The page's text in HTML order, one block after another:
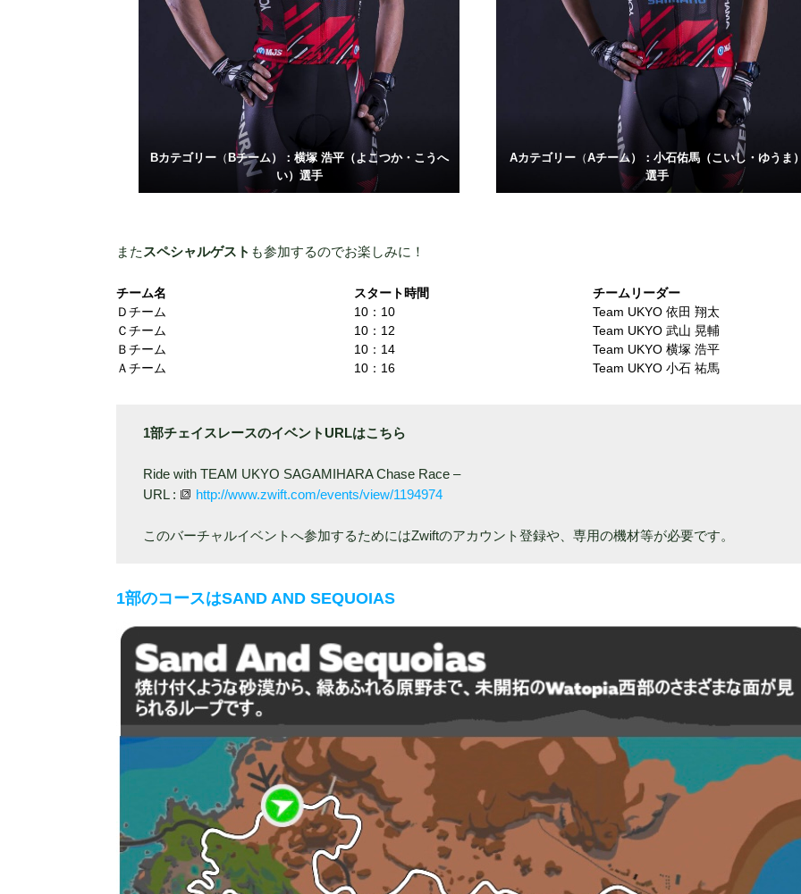
Bカテゴリー（ Bチーム）：横塚 浩平（よこつか・こうへ
い）選手
Aカテゴリー（Aチーム）：小石佑馬（こいし・ゆうま
選手
また スペシャルゲスト も参加するのでお楽しみに！
チーム名 スタート時間
チームリーダー
Ｄチーム
10：10
Team UKYO 依田 翔太
Ｃチーム
10：12
Team UKYO 武山 晃輔
Ｂチーム
10：14
Team UKYO 横塚 浩平
Ａチーム
10：16 Team UKYO 小石 祐馬
1部チェイスレースのイベントURLはこちら
Ride with TEAM UKYO SAGAMIHARA Chase Race –
URL :
http://www.zwift.com/events/view/1194974
このバーチャルイベントへ参加するためにはZwiftのアカウント登録や、専用の機材等が必要です。
1部のコースはSAND AND SEQUOIAS